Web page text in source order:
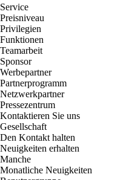
Service
Preisniveau
Privilegien
Funktionen
Teamarbeit
Sponsor
Werbepartner
Partnerprogramm
Netzwerkpartner
Pressezentrum
Kontaktieren Sie uns
Gesellschaft
Den Kontakt halten
Neuigkeiten erhalten
Manche
Monatliche Neuigkeiten